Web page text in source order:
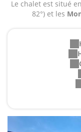
Le chalet est situé
82°) et les